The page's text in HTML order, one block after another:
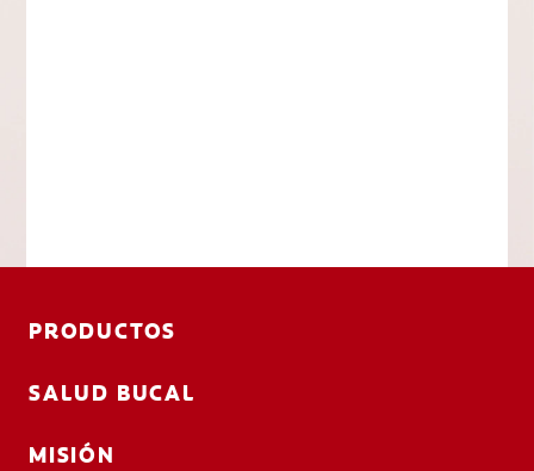
PRODUCTOS
SALUD BUCAL
MISIÓN